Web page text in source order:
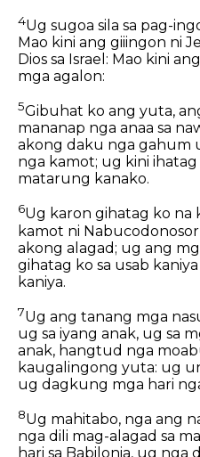
4Ug sugoa sila sa pag-
Mao kini ang giiingon ni
Dios sa Israel: Mao kini
mga agalon:
5Gibuhat ko ang yuta,
mananap nga anaa sa
akong daku nga gahum
nga kamot; ug kini
matarung kanako.
6Ug karon gihatag ko na
kamot ni
akong alagad; ug ang
gihatag ko sa usab
kaniya.
7Ug ang tanang mga
ug sa iyang anak, ug sa
anak, hangtud nga
kaugalingong yuta: ug
ug dagkung mga hari
8Ug mahitabo, nga ang
nga dili mag-alagad sa
hari sa Babilonia, ug nga